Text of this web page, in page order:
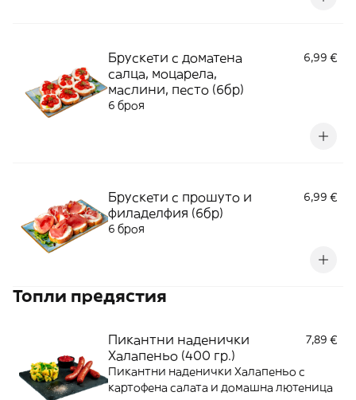
Брускети с доматена
салца, моцарела,
маслини, песто (6бр)
6,99 €
6 броя
Брускети с прошуто и
филаделфия (6бр)
6,99 €
6 броя
Топли предястия
Пикантни наденички
Халапеньо (400 гр.)
7,89 €
Пикантни наденички Халапеньо с
картофена салата и домашна лютеница